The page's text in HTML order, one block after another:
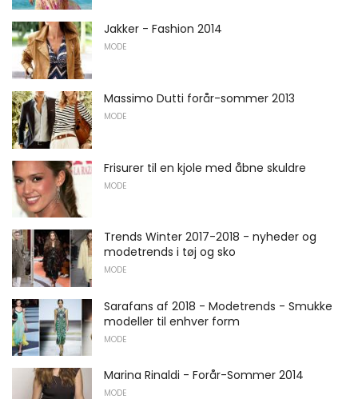
Jakker - Fashion 2014
MODE
Massimo Dutti forår-sommer 2013
MODE
Frisurer til en kjole med åbne skuldre
MODE
Trends Winter 2017-2018 - nyheder og
modetrends i tøj og sko
MODE
Sarafans af 2018 - Modetrends - Smukke
modeller til enhver form
MODE
Marina Rinaldi - Forår-Sommer 2014
MODE